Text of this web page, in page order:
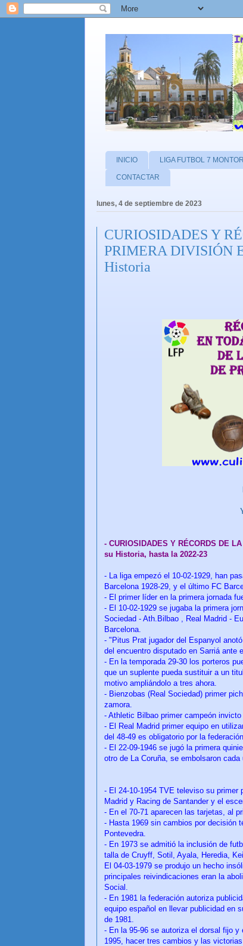
INICIO LIGA FUTBOL 7
CONTACTAR
lunes, 4 de septiembre de 2023
CURIOSIDADES Y
PRIMERA DIVISIÓN
Historia
- CURIOSIDADES Y RÉCORDS DE
su Historia, hasta la 2022-23
- La liga empezó el 10-02-1929, han
Barcelona 1928-29, y el último FC
- El primer líder en la primera jornada
- El 10-02-1929 se jugaba la primera
Sociedad - Ath.Bilbao , Real Madrid -
Barcelona.
- "Pitus Prat jugador del Espanyol
del encuentro disputado en Sarriá ante
- En la temporada 29-30 los porteros
que un suplente pueda sustituir a un
motivo ampliándolo a tres ahora.
- Bienzobas (Real Sociedad) primer
zamora.
- Athletic Bilbao primer campeón invicto
- El Real Madrid primer equipo en
del 48-49 es obligatorio por la
- El 22-09-1946 se jugó la primera
otro de La Coruña, se embolsaron
- El 24-10-1954 TVE televiso su primer
Madrid y Racing de Santander y el
- En el 70-71 aparecen las tarjetas, al
- Hasta 1969 sin cambios por decisión
Pontevedra.
- En 1973 se admitió la inclusión de
talla de Cruyff, Sotil, Ayala, Heredia,
El 04-03-1979 se produjo un hecho
principales reivindicaciones eran la
Social.
- En 1981 la federación autoriza
equipo español en llevar publicidad en
de 1981.
- En la 95-96 se autoriza el dorsal fijo
1995, hacer tres cambios y las victorias